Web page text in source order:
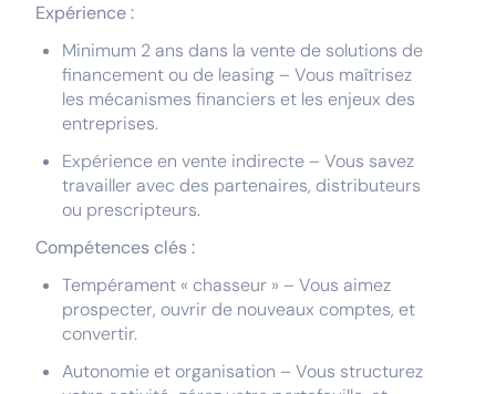
Expérience :
Minimum 2 ans dans la vente de solutions de
financement ou de leasing – Vous maîtrisez
les mécanismes financiers et les enjeux des
entreprises.
Expérience en vente indirecte – Vous savez
travailler avec des partenaires, distributeurs
ou prescripteurs.
Compétences clés :
Tempérament « chasseur » – Vous aimez
prospecter, ouvrir de nouveaux comptes, et
convertir.
Autonomie et organisation – Vous structurez